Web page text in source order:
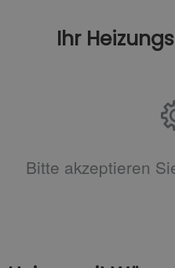
Ihr
Bitte akzeptieren